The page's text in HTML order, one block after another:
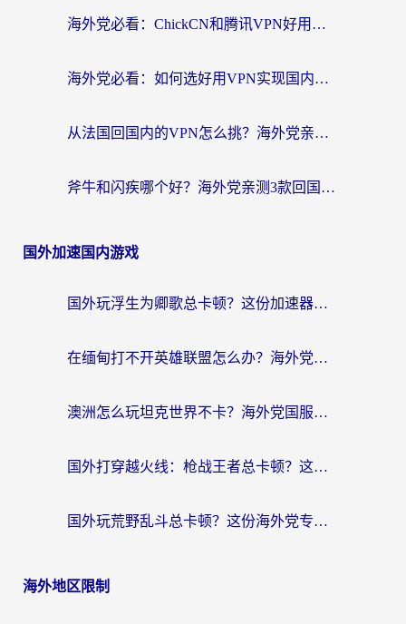
海外党必看：ChickCN和腾讯VPN好用吗？3招选对回国加速器，告别地区限制
海外党必看：如何选好用VPN实现国内资源无缝访问？从越南到全球都适用
从法国回国内的VPN怎么挑？海外党亲测：稳定、多端、安全才是关键
斧牛和闪疾哪个好？海外党亲测3款回国加速器，教你选到不踩坑的那一款
国外加速国内游戏
国外玩浮生为卿歌总卡顿？这份加速器选择指南帮你找回丝滑体验
在缅甸打不开英雄联盟怎么办？海外党亲测有效的国服游戏加速指南
澳洲怎么玩坦克世界不卡？海外党国服游戏加速终极指南（附逆战奇妙碰碰车解决方案）
国外打穿越火线：枪战王者总卡顿？这篇加速器推荐下载指南帮你解决延迟难题
国外玩荒野乱斗总卡顿？这份海外党专属的国服游戏加速攻略请收好
海外地区限制